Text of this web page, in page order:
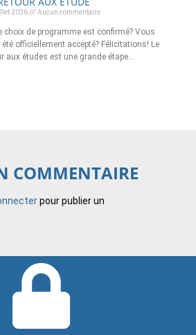
2026 Aucun commentaire
choix de programme est confirmé? Vous
été officiellement accepté? Félicitations! Le
aux études est une grande étape…
COMMENTAIRE
pour publier un